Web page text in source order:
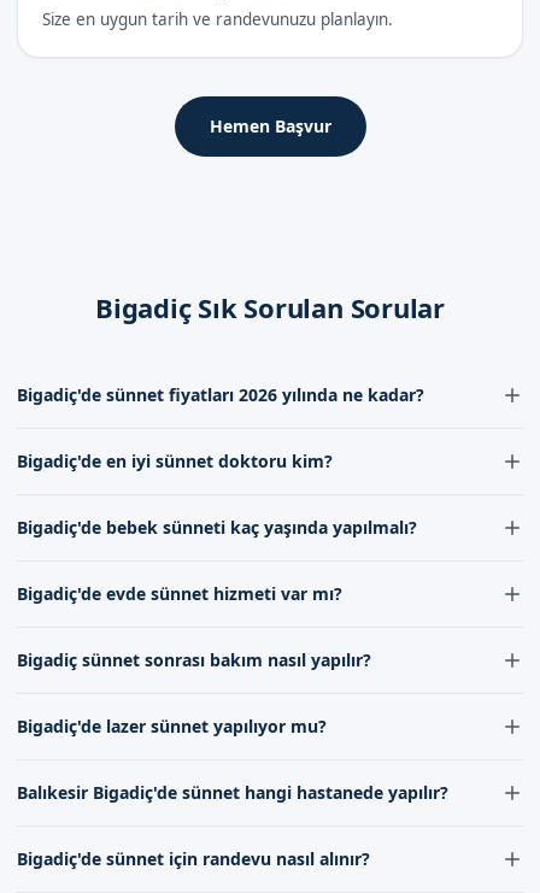
Size en uygun tarih ve randevunuzu planlayın.
Hemen Başvur
Bigadiç Sık Sorulan Sorular
Bigadiç'de sünnet fiyatları 2026 yılında ne kadar?
tecrübesi ve kullanılan malzemelerin kalitesi göre
formumuz aracılığıyla bizimle iletişime geçebilirsiniz.
Bigadiç'de en iyi sünnet doktoru kim?
oranı yüksek olan doktorumuzdur. Doktorumuz,
çocukların sağlığı ve güvenliği için gereken tüm
Bigadiç'de bebek sünneti kaç yaşında yapılmalı?
aralığında yapılmaktadır. Ancak bu karar,
dikkate alınarak verilecek专业 bir karardır.
Bigadiç'de evde sünnet hizmeti var mı?
işlemleri, hijyenik ve steril ortamlarda yapıldığı için,
güvenle gerçekleştirilmektedir.
Bigadiç sünnet sonrası bakım nasıl yapılır?
önerilerini takip etmek ve çocukların hijyenine dikkat
için gerekli önlemler alınmalıdır, detaylı bilgi için iletişim
Bigadiç'de lazer sünnet yapılıyor mu?
sünnet, ağrısız ve kanamasız bir işlem olması nedeniyle
sangat önemlidir.
Balıkesir Bigadiç'de sünnet hangi hastanede yapılır?
tarafından kendi kliniğimizde veya anlaşmalı
Bigadiç'de sünnet için randevu nasıl alınır?